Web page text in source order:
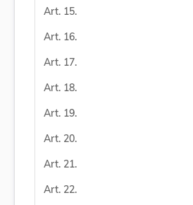
Art. 15.
Art. 16.
Art. 17.
Art. 18.
Art. 19.
Art. 20.
Art. 21.
Art. 22.